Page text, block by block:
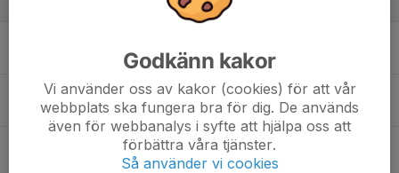
v.34
20:30
21:45
Träning
Vaxö IP
Godkänn kakor
Vi använder oss av kakor (cookies) för att vår
webbplats ska fungera bra för dig. De används
även för webbanalys i syfte att hjälpa oss att
förbättra våra tjänster.
Så använder vi cookies